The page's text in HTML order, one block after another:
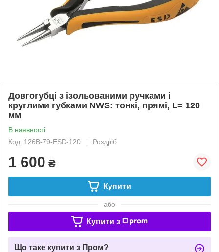
Довгогубці з ізольованими ручками і
круглими губками NWS: тонкі, прямі, L= 120
мм
В наявності
Код: 126B-79-ESD-120
Роздріб
1 600 ₴
Купити
або
Купити з
Що таке купити з Пром?